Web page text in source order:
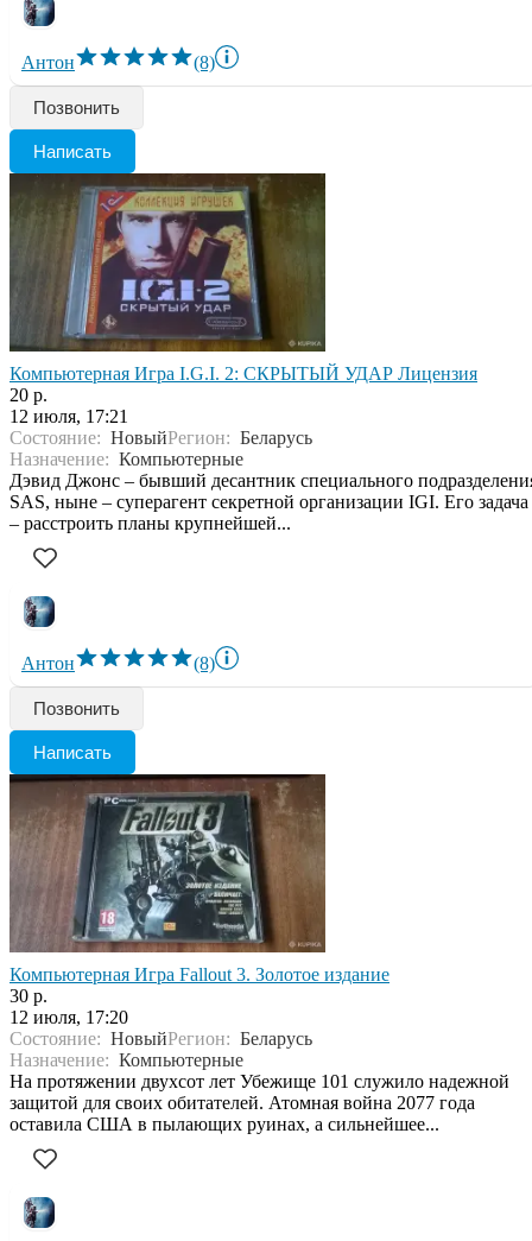
Антон (8)
Позвонить
Написать
Компьютерная Игра I.G.I. 2: СКРЫТЫЙ УДАР Лицензия
20 р.
12 июля, 17:21
Состояние: НовыйРегион: Беларусь
Назначение: Компьютерные
Дэвид Джонс – бывший десантник специального
SAS, ныне – суперагент секретной организации IGI. Его задача
– расстроить планы крупнейшей...
Антон (8)
Позвонить
Написать
Компьютерная Игра Fallout 3. Золотое издание
30 р.
12 июля, 17:20
Состояние: НовыйРегион: Беларусь
Назначение: Компьютерные
На протяжении двухсот лет Убежище 101 служило надежной
защитой для своих обитателей. Атомная война 2077 года
оставила США в пылающих руинах, а сильнейшее...